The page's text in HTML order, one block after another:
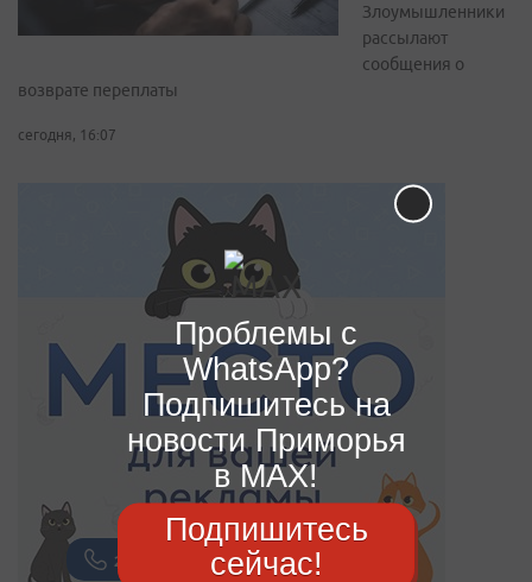
Злоумышленники
рассылают
сообщения о
возврате переплаты
сегодня, 16:07
Проблемы с
WhatsApp?
Подпишитесь на
новости Приморья
в MAX!
Подпишитесь
сейчас!